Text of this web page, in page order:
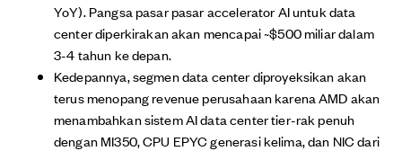
YoY). Pangsa pasar pasar accelerator AI untuk data
center diperkirakan akan mencapai ~$500 miliar dalam
3-4 tahun ke depan.
Kedepannya, segmen data center diproyeksikan akan
terus menopang revenue perusahaan karena AMD akan
menambahkan sistem AI data center tier-rak penuh
dengan MI350, CPU EPYC generasi kelima, dan NIC dari